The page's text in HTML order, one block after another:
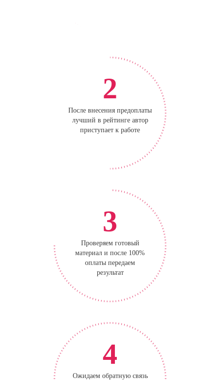
2
После внесения предоплаты
лучший в рейтинге автор
приступает к работе
3
Проверяем готовый
материал и после 100%
оплаты передаем
результат
4
Ожидаем обратную связь